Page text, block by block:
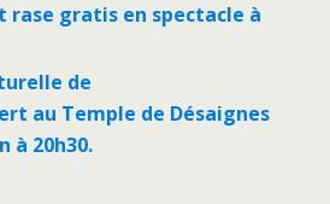
rase gratis en spectacle à
de
au Temple de Désaignes
à 20h30.